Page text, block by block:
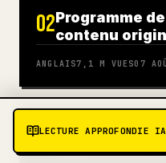
LECTURE APPROFONDIE IA
02Programme
contenu
ANGLAIS7,1 M VUES07
03Inférence
futur — Où se